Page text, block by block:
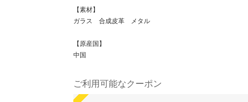
【素材】
ガラス 合成皮革 メタル
【原産国】
中国
ご利用可能なクーポン